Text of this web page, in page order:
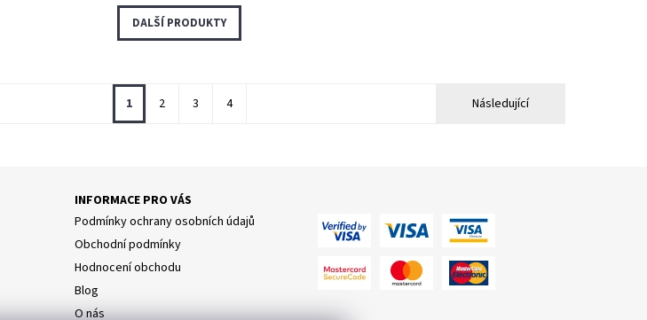
DALŠÍ PRODUKTY
Následující
1 2 3 4
INFORMACE PRO VÁS
Podmínky ochrany osobních údajů
Obchodní podmínky
Hodnocení obchodu
Blog
O nás